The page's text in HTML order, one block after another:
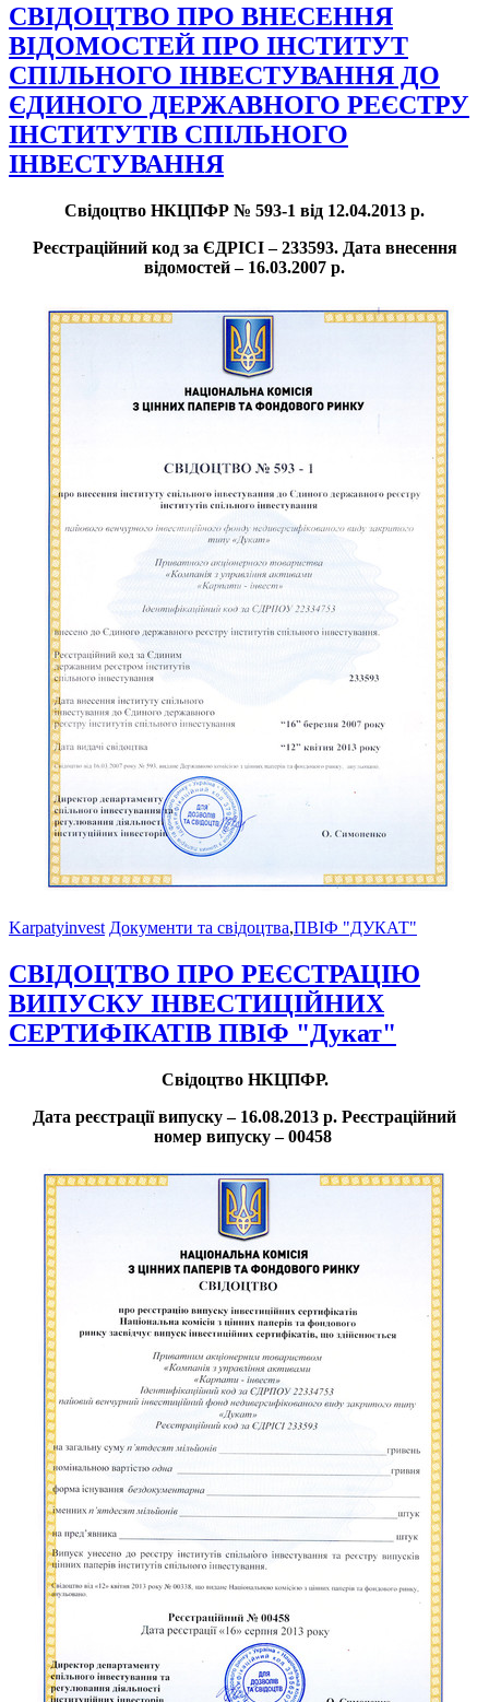
СВІДОЦТВО ПРО ВНЕСЕННЯ
ВІДОМОСТЕЙ ПРО ІНСТИТУТ
СПІЛЬНОГО ІНВЕСТУВАННЯ ДО
ЄДИНОГО ДЕРЖАВНОГО РЕЄСТРУ
ІНСТИТУТІВ СПІЛЬНОГО
ІНВЕСТУВАННЯ
Свідоцтво НКЦПФР № 593-1 від 12.04.2013 р.
Реєстраційний код за ЄДРІСІ – 233593. Дата внесення
відомостей – 16.03.2007 р.
Karpatyinvest Документи та свідоцтва,ПВІФ "ДУКАТ"
СВІДОЦТВО ПРО РЕЄСТРАЦІЮ
ВИПУСКУ ІНВЕCТИЦІЙНИХ
СЕРТИФІКАТІВ ПВІФ "Дукат"
Свідоцтво НКЦПФР.
Дата реєстрації випуску – 16.08.2013 р. Реєстраційний
номер випуску – 00458